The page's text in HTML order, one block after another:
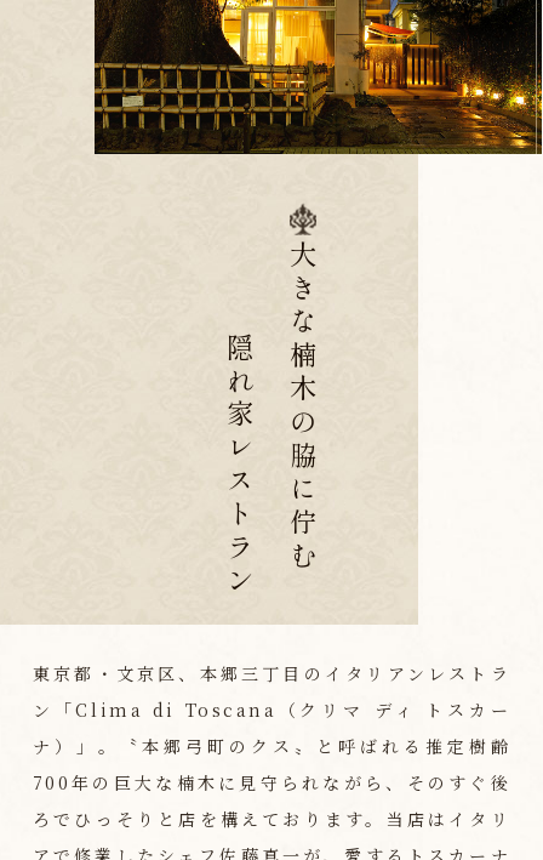
大きな楠木の脇に佇む
隠れ家レストラン
東京都・文京区、本郷三丁目のイタリアンレストラ
ン「Clima di Toscana（クリマ ディ トスカー
ナ）」。〝本郷弓町のクス〟と呼ばれる推定樹齢
700年の巨大な楠木に見守られながら、そのすぐ後
ろでひっそりと店を構えております。当店はイタリ